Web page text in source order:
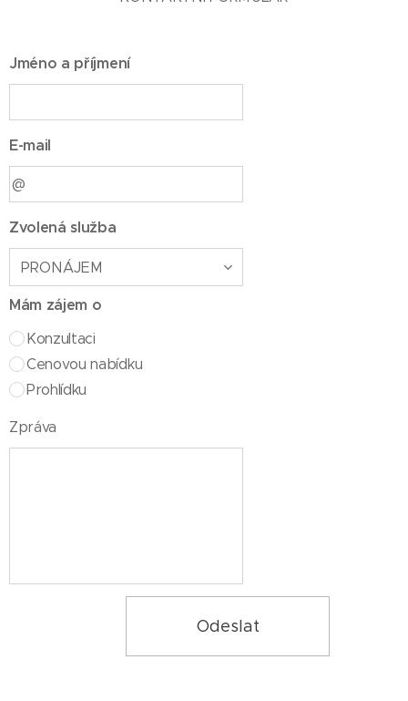
Jméno a příjmení
E-mail
Zvolená služba
Mám zájem o
Konzultaci
Cenovou nabídku
Prohlídku
Zpráva
Odeslat